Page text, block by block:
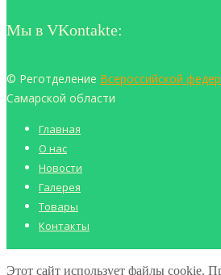
Мы в VKontakte:
© Реготделение Всероссийской
Самарской области
Главная
О нас
Новости
Галерея
Товары
Контакты
Этот сайт использует файлы cookie.